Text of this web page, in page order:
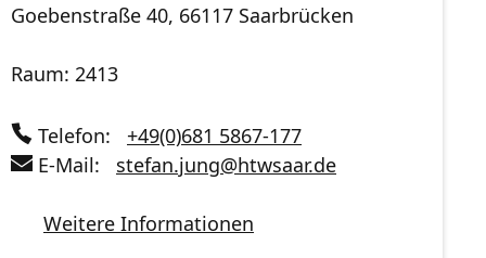
Goebenstraße 40, 66117 Saarbrücken
Raum: 2413
Telefon:
+49(0)681 5867-177
E-Mail:
stefan.jung@htwsaar.de
Weitere Informationen